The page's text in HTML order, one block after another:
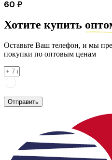
60 ₽
Хотите купить
Оставьте Ваш телефон, и мы
покупки по оптовым ценам
Отправить